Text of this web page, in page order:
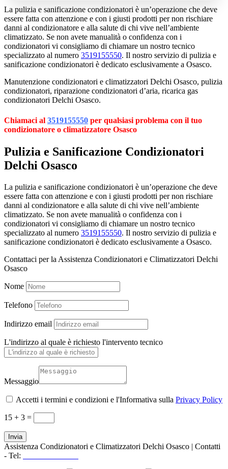
La pulizia e sanificazione condizionatori è un’operazione che deve
essere fatta con attenzione e con i giusti prodotti per non rischiare
danni al condizionatore e alla salute di chi vive nell’ambiente
climatizzato. Se non avete manualità o confidenza con i
condizionatori vi consigliamo di chiamare un nostro tecnico
specializzato al numero 3519155550. Il nostro servizio di pulizia e
sanificazione condizionatori è dedicato esclusivamente a Osasco.
Manutenzione condizionatori e climatizzatori Delchi Osasco, pulizia
condizionatori, riparazione condizionatori d’aria, ricarica gas
condizionatori Delchi Osasco.
Chiamaci al 3519155550 per qualsiasi problema con il tuo
condizionatore o climatizzatore Osasco
Pulizia e Sanificazione Condizionatori
Delchi Osasco
La pulizia e sanificazione condizionatori è un’operazione che deve
essere fatta con attenzione e con i giusti prodotti per non rischiare
danni al condizionatore e alla salute di chi vive nell’ambiente
climatizzato. Se non avete manualità o confidenza con i
condizionatori vi consigliamo di chiamare un nostro tecnico
specializzato al numero 3519155550. Il nostro servizio di pulizia e
sanificazione condizionatori è dedicato esclusivamente a Osasco.
Contattaci per la Assistenza Condizionatori e Climatizzatori Delchi
Osasco
Nome
Telefono
Indirizzo email
L'indirizzo al quale è richiesto l'intervento tecnico
Messaggio
Accetti i termini e condizioni e l'Informativa sulla Privacy Policy
15 + 3 =
Invia
Assistenza Condizionatori e Climatizzatori Delchi Osasco | Contatti
- Tel: